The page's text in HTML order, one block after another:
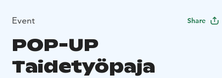
Event Share
POP-UP
Taidetyöpaja